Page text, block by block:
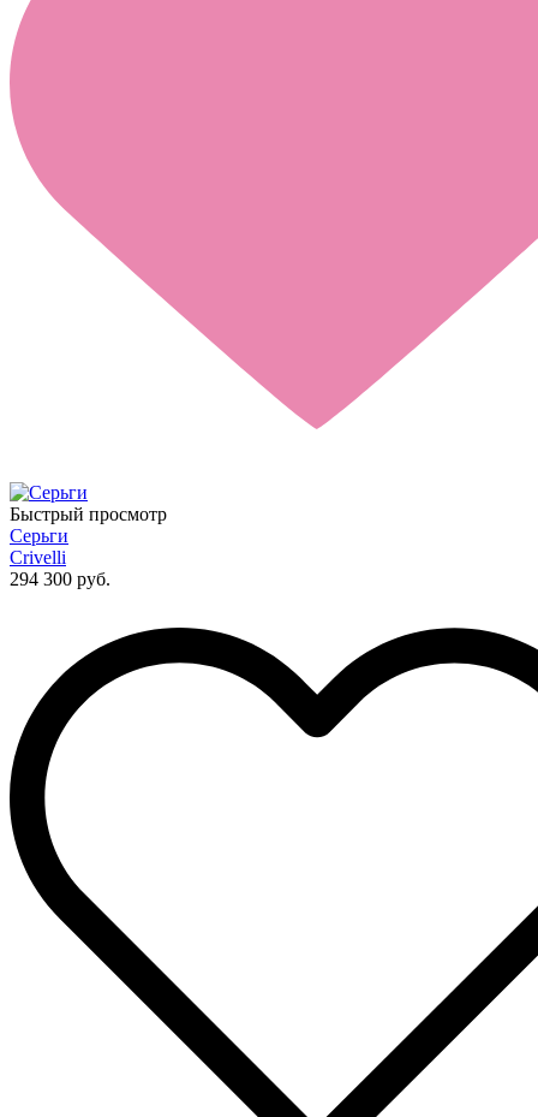
Быстрый просмотр
Серьги
Crivelli
294 300 руб.